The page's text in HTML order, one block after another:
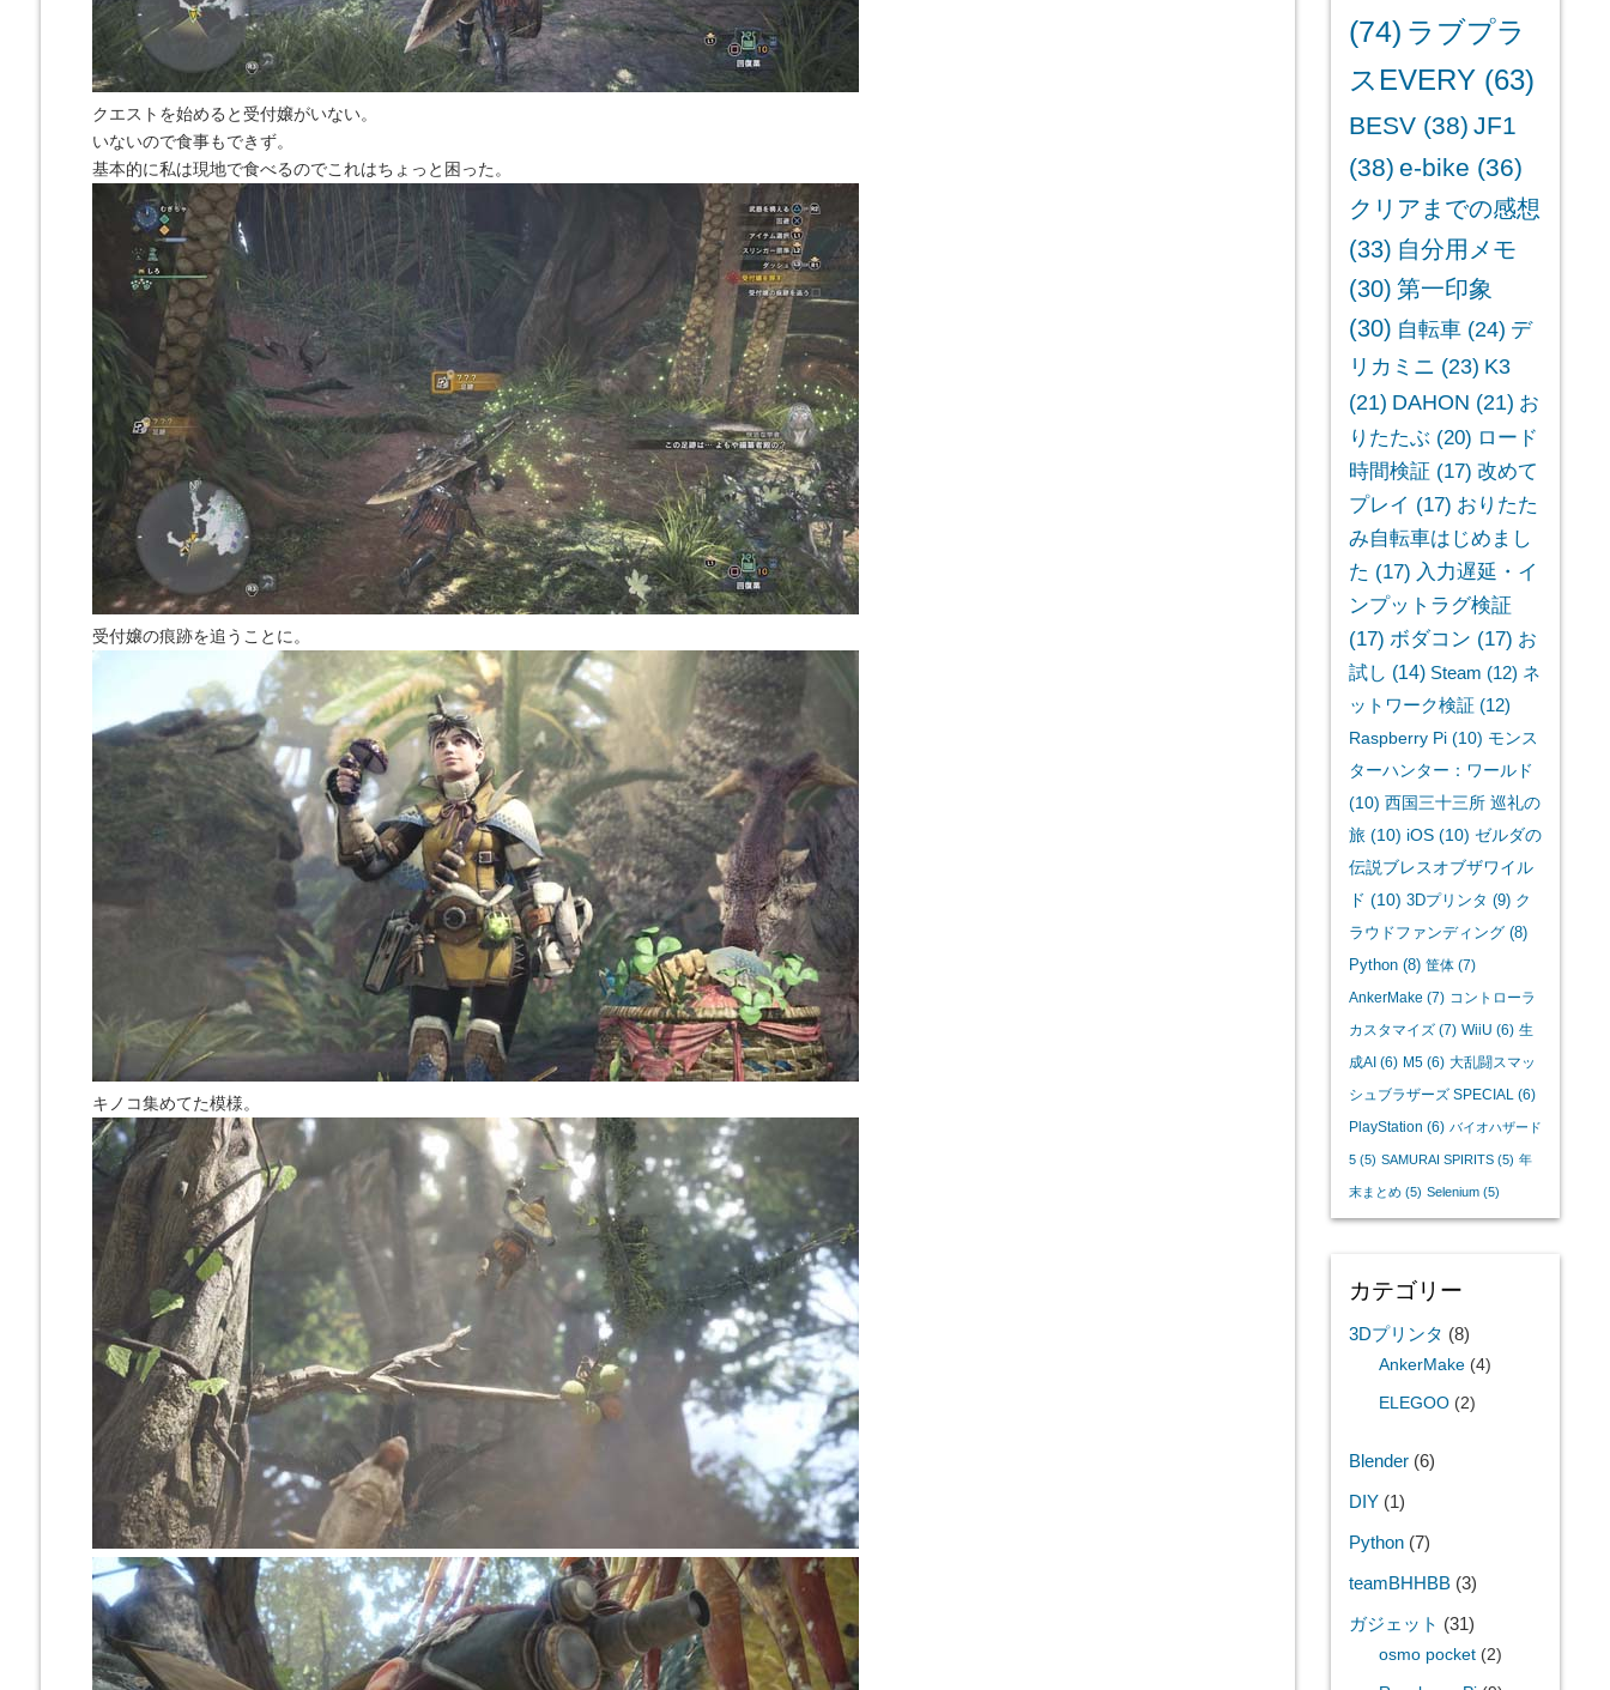
クエストを始めると受付嬢がいない。
いないので食事もできず。
基本的に私は現地で食べるのでこれはちょっと困った。
受付嬢の痕跡を追うことに。
キノコ集めてた模様。
(74) ラブプラ
スEVERY(63)
BESV(38) JF1
(38) e-bike (36)
クリアまでの感想
(33) 自分用メモ
(30) 第一印象
(30) 自転車(24) デ
リカミニ (23) K3
(21) DAHON (21) お
りたたぶ (20) ロード
時間検証 (17) 改めて
プレイ (17) おりたた
み自転車はじめまし
た (17) 入力遅延・イ
ンプットラグ検証
(17) ボダコン (17) お
試し (14) Steam (12) ネ
ットワーク検証 (12)
Raspberry Pi(10) モンス
ターハンター：ワールド
(10) 西国三十三所 巡礼の
旅(10) iOS(10) ゼルダの
伝説ブレスオブザワイル
ド (10) 3Dプリンタ (9) ク
ラウドファンディング(8)
Python(8) 筐体(7)
AnkerMake (7) コントローラ
カスタマイズ(7) WiiU (6) 生
成AI (6) M5(6) 大乱闘スマッ
シュブラザーズ SPECIAL (6)
PlayStation (6) バイオハザード
5(5) SAMURAI SPIRITS(5) 年
末まとめ(5) Selenium(5)
カテゴリー
3Dプリンタ (8)
AnkerMake(4)
ELEGOO(2)
Blender(6)
DIY(1)
Python(7)
teamBHHBB(3)
ガジェット (31)
osmo pocket(2)